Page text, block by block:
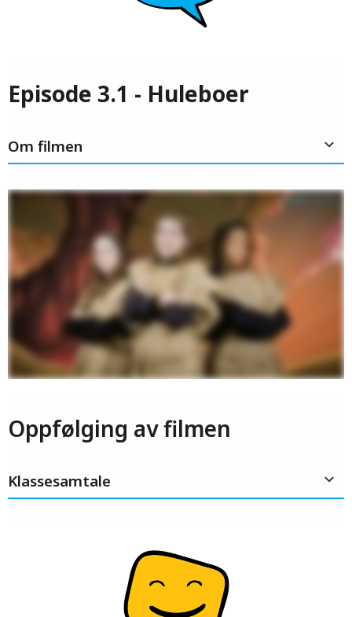
Episode 3.1 - Huleboer
Om filmen
Oppfølging av filmen
Klassesamtale